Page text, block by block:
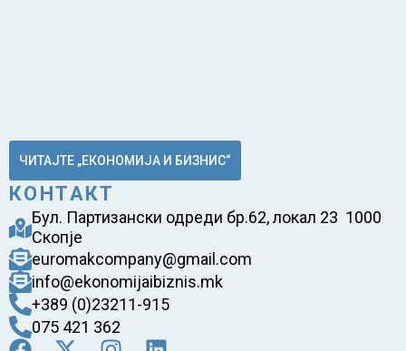
ЧИТАЈТЕ „ЕКОНОМИЈА И БИЗНИС“
КОНТАКТ
Бул. Партизански одреди бр.62, локал 23 1000
Скопје
euromakcompany@gmail.com
info@ekonomijaibiznis.mk
+389 (0)23211-915
075 421 362